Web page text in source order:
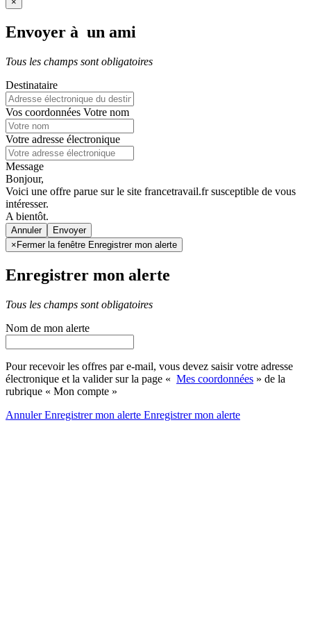
Envoyer à un ami
Tous les champs sont obligatoires
Destinataire
Vos coordonnées Votre nom
Votre adresse électronique
Message
Bonjour,
Voici une offre parue sur le site francetravail.fr susceptible de vous
intéresser.
A bientôt.
Annuler
× Fermer la fenêtre Enregistrer mon alerte
Enregistrer mon alerte
Tous les champs sont obligatoires
Nom de mon alerte
Pour recevoir les offres par e-mail, vous devez saisir votre adresse
électronique et la valider sur la page « Mes coordonnées » de la
rubrique « Mon compte »
AnnulerEnregistrer mon alerte Enregistrermon alerte